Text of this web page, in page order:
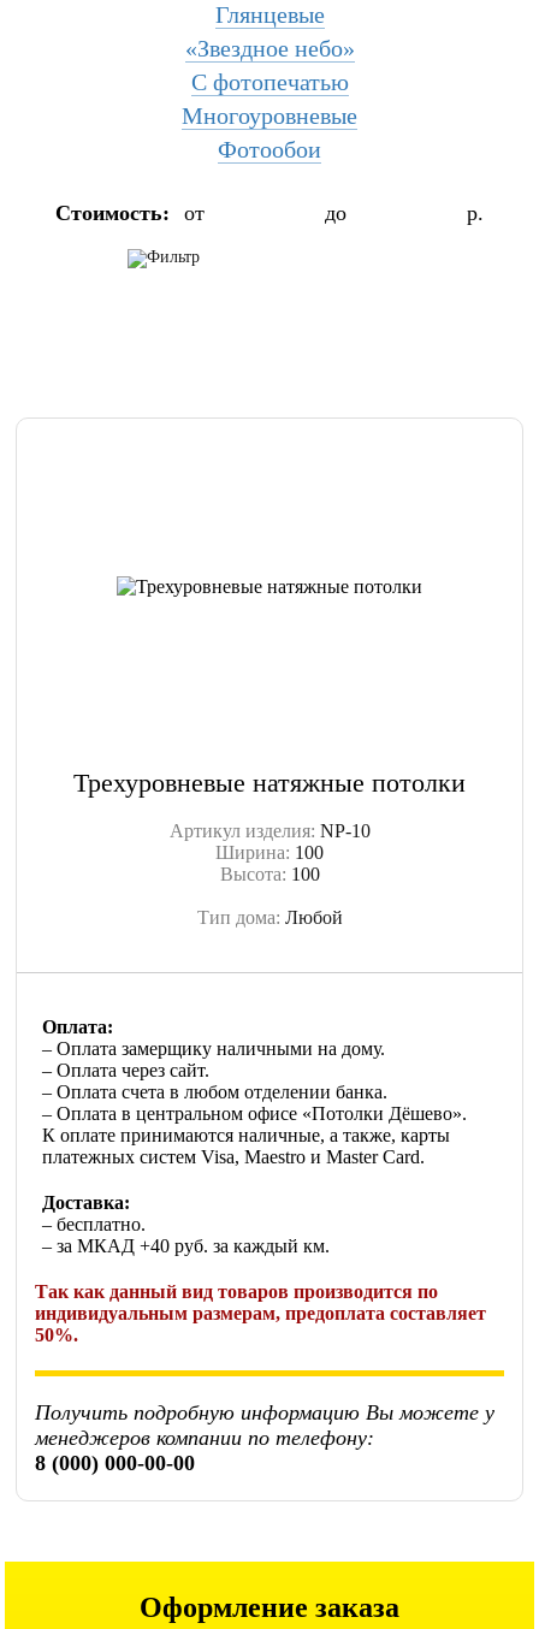
Глянцевые
«Звездное небо»
С фотопечатью
Многоуровневые
Фотообои
Стоимость: от до р.
Трехуровневые натяжные потолки
Артикул изделия: NP-10
Ширина: 100
Высота: 100
Тип дома: Любой
Оплата:
– Оплата замерщику наличными на дому.
– Оплата через сайт.
– Оплата счета в любом отделении банка.
– Оплата в центральном офисе «Потолки Дёшево».
К оплате принимаются наличные, а также, карты
платежных систем Visa, Maestro и Master Card.
Доставка:
– бесплатно.
– за МКАД +40 руб. за каждый км.
Так как данный вид товаров производится по
индивидуальным размерам, предоплата составляет
50%.
Получить подробную информацию Вы можете у
менеджеров компании по телефону:
8 (000) 000-00-00
Оформление заказа